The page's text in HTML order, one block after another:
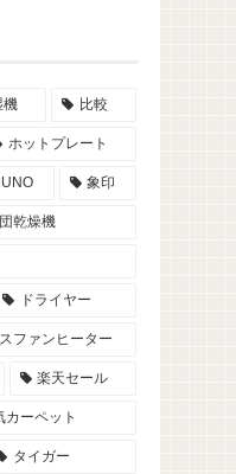
機 比較
ホットプレート
象印
乾燥機
ドライヤー
ファンヒーター
楽天セール
カーペット
タイガー